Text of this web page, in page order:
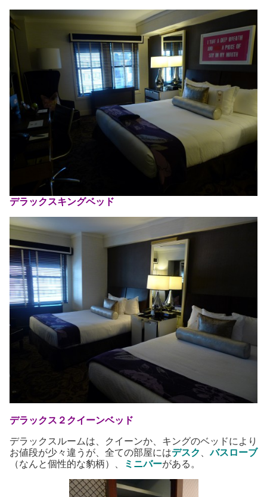
デラックスキングベッド
デラックス ２クイーンベッド
デラックスルームは、クイーンか、キングのベッドにより
お値段が少々違うが、全ての部屋にはデスク 、バスローブ
（なんと個性的な豹柄）、
ミニバーがある。